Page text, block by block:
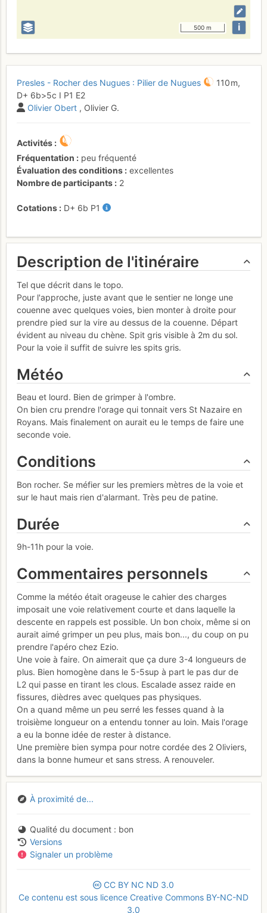
500 m i
Presles - Rocher des Nugues : Pilier de Nugues
110 m,
D+ 6b>5c I P1 E2
Olivier Obert , Olivier G.
Activités
Fréquentation
peu fréquenté
Évaluation des conditions
excellentes
Nombre de participants
2
Cotations D+ 6b P1
Description de l'itinéraire
Tel que décrit dans le topo.
Pour l'approche, juste avant que le sentier ne longe une
couenne avec quelques voies, bien monter à droite pour
prendre pied sur la vire au dessus de la couenne. Départ
évident au niveau du chène. Spit gris visible à 2m du sol.
Pour la voie il suffit de suivre les spits gris.
Météo
Beau et lourd. Bien de grimper à l'ombre.
On bien cru prendre l'orage qui tonnait vers St Nazaire en
Royans. Mais finalement on aurait eu le temps de faire une
seconde voie.
Conditions
Bon rocher. Se méfier sur les premiers mètres de la voie et
sur le haut mais rien d'alarmant. Très peu de patine.
Durée
9h-11h pour la voie.
Commentaires personnels
Comme la météo était orageuse le cahier des charges
imposait une voie relativement courte et dans laquelle la
descente en rappels est possible. Un bon choix, même si on
aurait aimé grimper un peu plus, mais bon..., du coup on pu
prendre l'apéro chez Ezio.
Une voie à faire. On aimerait que ça dure 3-4 longueurs de
plus. Bien homogène dans le 5-5sup à part le pas dur de
L2 qui passe en tirant les clous. Escalade assez raide en
fissures, dièdres avec quelques pas physiques.
On a quand même un peu serré les fesses quand à la
troisième longueur on a entendu tonner au loin. Mais l'orage
a eu la bonne idée de rester à distance.
Une première bien sympa pour notre cordée des 2 Oliviers,
dans la bonne humeur et sans stress. A renouveler.
À proximité de...
Qualité du document
bon
Versions
Signaler un problème
CC BY NC ND 3.0
Ce contenu est sous licence Creative Commons BY-NC-ND
3.0